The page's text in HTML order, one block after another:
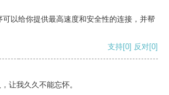
以给你提供最高速度和安全性的连接，并帮
支持[0] 反对[0]
让我久久不能忘怀。